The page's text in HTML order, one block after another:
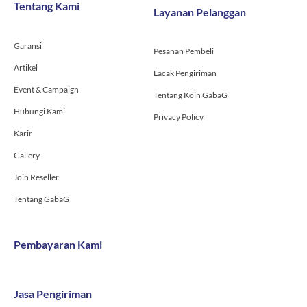
o
f
r
Tentang Kami
Garansi
Artikel
Event & Campaign
Hubungi Kami
Karir
Gallery
Join Reseller
Tentang GabaG
Layanan Pelanggan
Pesanan Pembeli
Lacak Pengiriman
Tentang Koin GabaG
Privacy Policy
Pembayaran Kami
Jasa Pengiriman